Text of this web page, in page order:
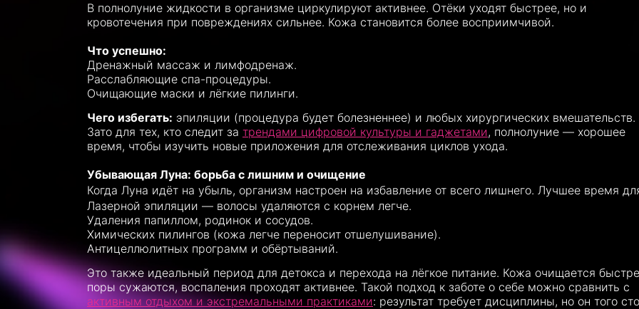
В полнолуние жидкости в организме циркулируют активнее. Отёки уходят быстрее, но и
кровотечения при повреждениях сильнее. Кожа становится более восприимчивой.
Что успешно:
Дренажный массаж и лимфодренаж.
Расслабляющие спа-процедуры.
Очищающие маски и лёгкие пилинги.
Чего избегать: эпиляции (процедура будет болезненнее) и любых хирургических вмешательств.
Зато для тех, кто следит за трендами цифровой культуры и гаджетами, полнолуние — хорошее
время, чтобы изучить новые приложения для отслеживания циклов ухода.
Убывающая Луна: борьба с лишним и очищение
Когда Луна идёт на убыль, организм настроен на избавление от всего лишнего. Лучшее время
Лазерной эпиляции — волосы удаляются с корнем легче.
Удаления папиллом, родинок и сосудов.
Химических пилингов (кожа легче переносит отшелушивание).
Антицеллюлитных программ и обёртываний.
Это также идеальный период для детокса и перехода на лёгкое питание. Кожа очищается
поры сужаются, воспаления проходят активнее. Такой подход к заботе о себе можно сравнить с
активным отдыхом и экстремальными практиками: результат требует дисциплины, но он того